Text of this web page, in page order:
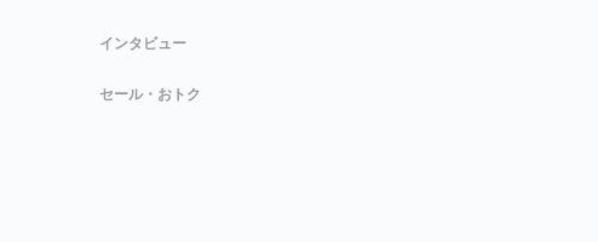
インタビュー
セール・おトク